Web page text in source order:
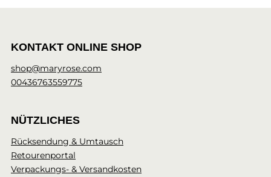
KONTAKT ONLINE SHOP
shop@maryrose.com
00436763559775
NÜTZLICHES
Rücksendung & Umtausch
Retourenportal
Verpackungs- & Versandkosten